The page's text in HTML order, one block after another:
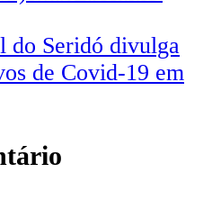
do Seridó divulga
de Covid-19 em